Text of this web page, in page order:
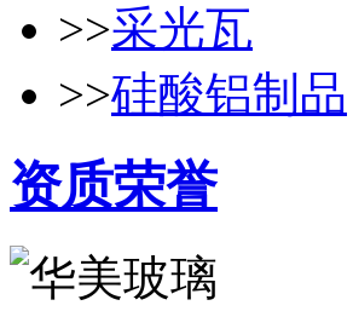
>>采光瓦
>>硅酸铝制品
资质荣誉